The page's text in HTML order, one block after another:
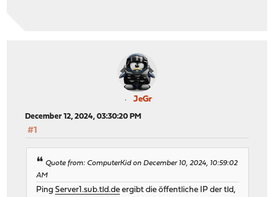
JeGr
December 12, 2024, 03:30:20 PM
#1
Quote from: ComputerKid on December 10, 2024, 10:59:02
AM
PingServer1.sub.tld.de ergibt die öffentliche IP der tld,